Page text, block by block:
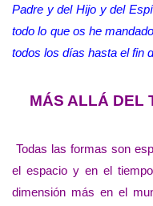
Padre y del Hijo y del
todo lo que os he
todos los días hasta el fin
MÁS ALLÁ DEL
Todas las formas son
el espacio y en el
dimensión más en el